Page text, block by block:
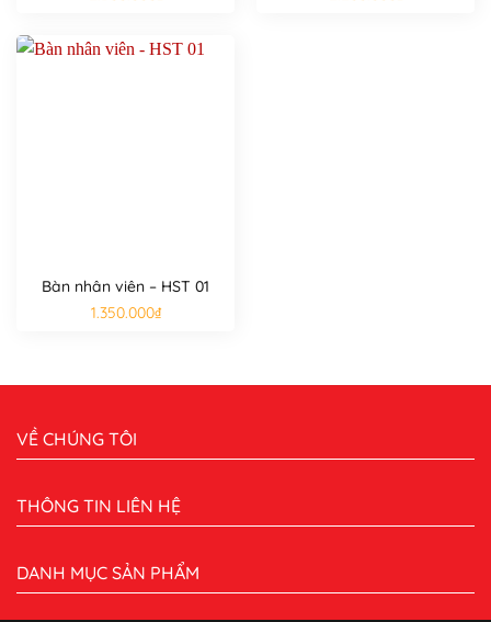
Bàn nhân viên – HST 01
1.350.000₫
VỀ CHÚNG TÔI
THÔNG TIN LIÊN HỆ
DANH MỤC SẢN PHẨM